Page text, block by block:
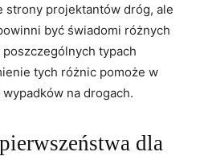
strony projektantów dróg, ale
być świadomi różnych
typach
tych różnic pomoże w
na drogach.
dla